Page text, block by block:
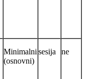
Minimalni
(osnovni)
sesija ne